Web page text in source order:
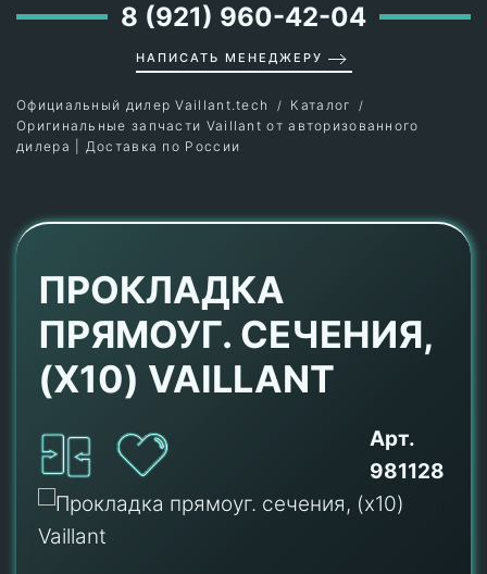
8 (921) 960-42-04
НАПИСАТЬ МЕНЕДЖЕРУ
Официальный дилер Vaillant.tech
Каталог
Оригинальные запчасти Vaillant от авторизованного
дилера | Доставка по России
ПРОКЛАДКА
ПРЯМОУГ. СЕЧЕНИЯ,
(X10) VAILLANT
Арт.
981128